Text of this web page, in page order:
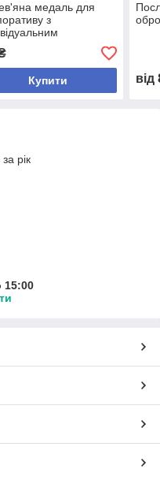
медаль для
з
Купити від
рік
15:00